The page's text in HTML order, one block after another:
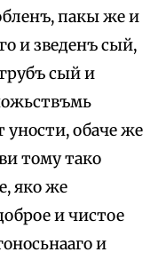
пакы же и
и зведенъ сый,
сый и
уности, обаче же
тому тако
яко же
и чистое
и